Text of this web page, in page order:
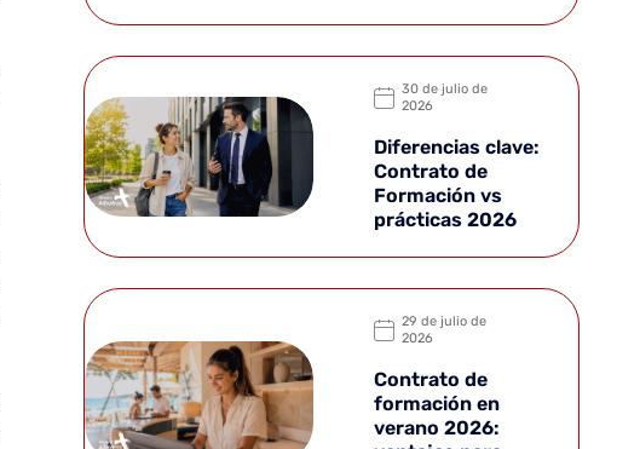
30 de julio de
2026
Diferencias clave:
Contrato de
Formación vs
prácticas 2026
29 de julio de
2026
Contrato de
formación en
verano 2026: